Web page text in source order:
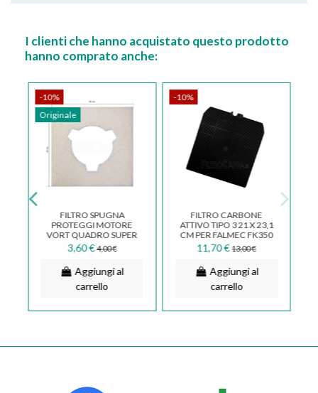
I clienti che hanno acquistato questo prodotto
hanno comprato anche:
-10%
Originale
FILTRO SPUGNA
PROTEGGI MOTORE
VORT QUADRO SUPER
VORTICE 19 CM
1.186.047.003
3,60 € 4,00 €
Aggiungi al
carrello
-10%
FILTRO CARBONE
ATTIVO TIPO 3 21 X 23,1
CM PER FALMEC FK350
11,70 € 13,00 €
Aggiungi al
carrello